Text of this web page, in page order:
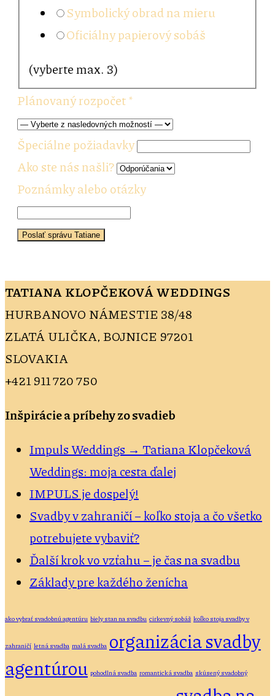
Symbolický obrad na mieru
Oficiálny papierový sobáš
(vyberte max. 3)
Plánovaný rozpočet*
Špeciálne požiadavky
Ako ste nás našli?
Poznámky alebo otázky
Poslať správu Tatiane
TATIANA KLOPČEKOVÁ WEDDINGS
HURBANOVO NÁMESTIE 38/48
ZLATÁ ULIČKA, BOJNICE 97201
SLOVAKIA
+421 911 720 750
Inšpirácie a príbehy zo svadieb
Impuls Weddings → Tatiana Klopčeková
Weddings: moja cesta ďalej
IMPULS je dospelý!
Svadby v zahraničí – koľko stoja a čo všetko
potrebujete vybaviť?
Ďalší krok vo vzťahu – je čas na svadbu
Základy pre každého ženícha
ako vybrať svadobnú agentúru biely stan na svadbu cirkevný sobáš koľko stoja svadby v
zahraničí letná svadba malá svadba organizácia svadby
agentúrou pohodlná svadba romantická svadba skúsený svadobný